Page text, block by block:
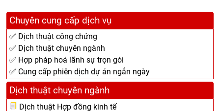
Chuyên cung cấp dịch vụ
✅ Dịch thuật công chứng
✅ Dịch thuật chuyên ngành
✅ Hợp pháp hoá lãnh sự trọn gói
✅ Cung cấp phiên dịch dự án ngắn ngày
Dịch thuật chuyên ngành
Dịch thuật Hợp đồng kinh tế